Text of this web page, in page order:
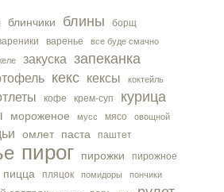
блинчики блины борщ
варенье все буде смачно
закуска запеканка
кекс кексы коктейль
кофе крем-суп курица
мороженое мусс мясо
овощной
омлет паста паштет
пирог пирожки пирожное
пицца пляцок помидоры пончики